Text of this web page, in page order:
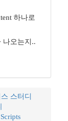
하나로
나오는지..
스터디